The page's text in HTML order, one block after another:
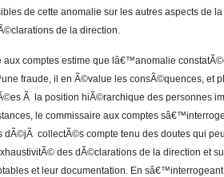
de cette anomalie sur les autres aspects de
de la direction.
aux comptes estime que lâ€™anomalie
fraude, il en Ã©value les consÃ©quences, et
Ã la position hiÃ©rarchique des personnes
le commissaire aux comptes
collectÃ©s compte tenu des doutes qui
des dÃ©clarations de la direction et
et leur documentation. En